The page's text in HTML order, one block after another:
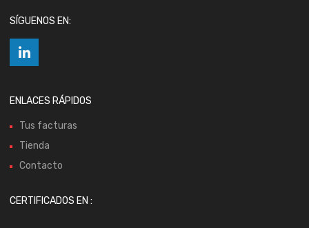
SÍGUENOS EN:
ENLACES RÁPIDOS
Tus facturas
Tienda
Contacto
CERTIFICADOS EN :